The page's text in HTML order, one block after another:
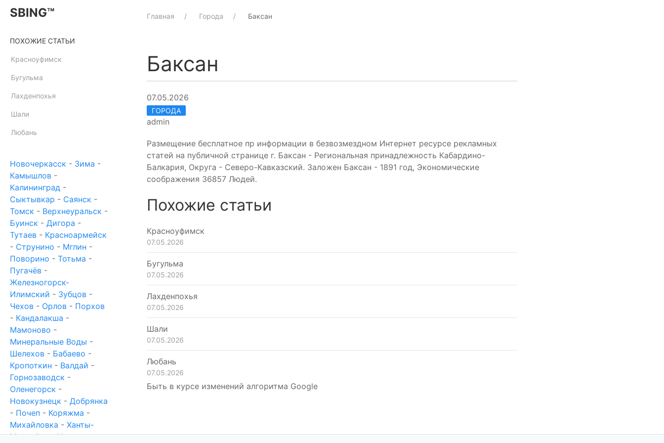
SBING™
ПОХОЖИЕ СТАТЬИ
Красноуфимск
Бугульма
Лахденпохья
Шали
Любань
Новочеркасск - Зима -
Камышлов -
Калининград -
Сыктывкар - Саянск -
Томск - Верхнеуральск -
Буинск - Дигора -
Тутаев - Красноармейск
- Струнино - Мглин -
Поворино - Тотьма -
Пугачёв -
Железногорск-
Илимский - Зубцов -
Чехов - Орлов - Порхов
- Кандалакша -
Мамоново -
Минеральные Воды -
Шелехов - Бабаево -
Кропоткин - Валдай -
Горнозаводск -
Оленегорск -
Новокузнецк - Добрянка
- Почеп - Коряжма -
Михайловка - Ханты-
Мансийск-Новотроицк
Главная Города Баксан
Баксан
07.05.2026
ГОРОДА
admin
Размещение бесплатное пр информации в безвозмездном Интернет ресурсе рекламных
статей на публичной странице г. Баксан - Региональная принадлежность Кабардино-
Балкария, Округа - Северо-Кавказский. Заложен Баксан - 1891 год, Экономические
соображения 36857 Людей.
Похожие статьи
Красноуфимск
07.05.2026
Бугульма
07.05.2026
Лахденпохья
07.05.2026
Шали
07.05.2026
Любань
07.05.2026
Быть в курсе изменений алгоритма Google